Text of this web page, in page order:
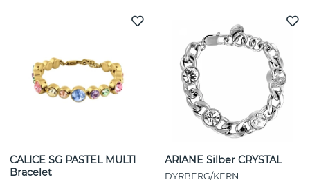
CALICE SG PASTEL MULTI
Bracelet
ARIANE Silber CRYSTAL
DYRBERG/KERN